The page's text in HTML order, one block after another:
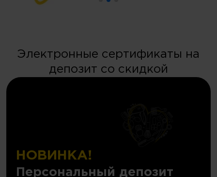
Электронные сертификаты на
депозит со скидкой
НОВИНКА!
Персональный депозит